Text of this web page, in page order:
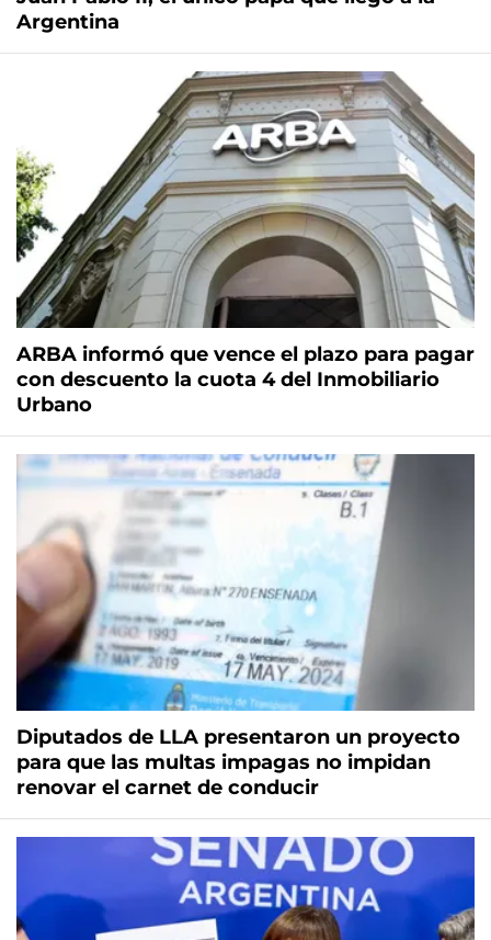
Argentina
ARBA informó que vence el plazo para pagar
con descuento la cuota 4 del Inmobiliario
Urbano
Diputados de LLA presentaron un proyecto
para que las multas impagas no impidan
renovar el carnet de conducir